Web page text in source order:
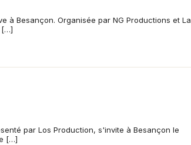
à Besançon. Organisée par NG Productions et La
[…]
par Los Production, s'invite à Besançon le
[…]